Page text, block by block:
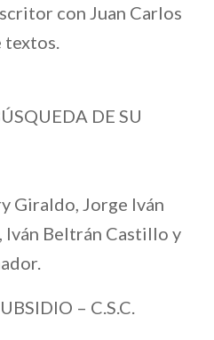
con Juan Carlos
DE SU
Giraldo, Jorge Iván
Iván Beltrán Castillo y
– C.S.C.